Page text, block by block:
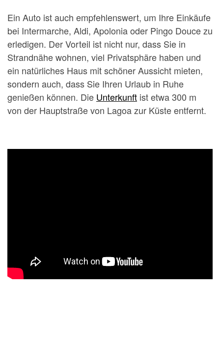
Ein Auto ist auch empfehlenswert, um Ihre Einkäufe
bei Intermarche, Aldi, Apolonia oder Pingo Douce zu
erledigen. Der Vorteil ist nicht nur, dass Sie in
Strandnähe wohnen, viel Privatsphäre haben und
ein natürliches Haus mit schöner Aussicht mieten,
sondern auch, dass Sie Ihren Urlaub in Ruhe
genießen können. Die Unterkunft ist etwa 300 m
von der Hauptstraße von Lagoa zur Küste entfernt.